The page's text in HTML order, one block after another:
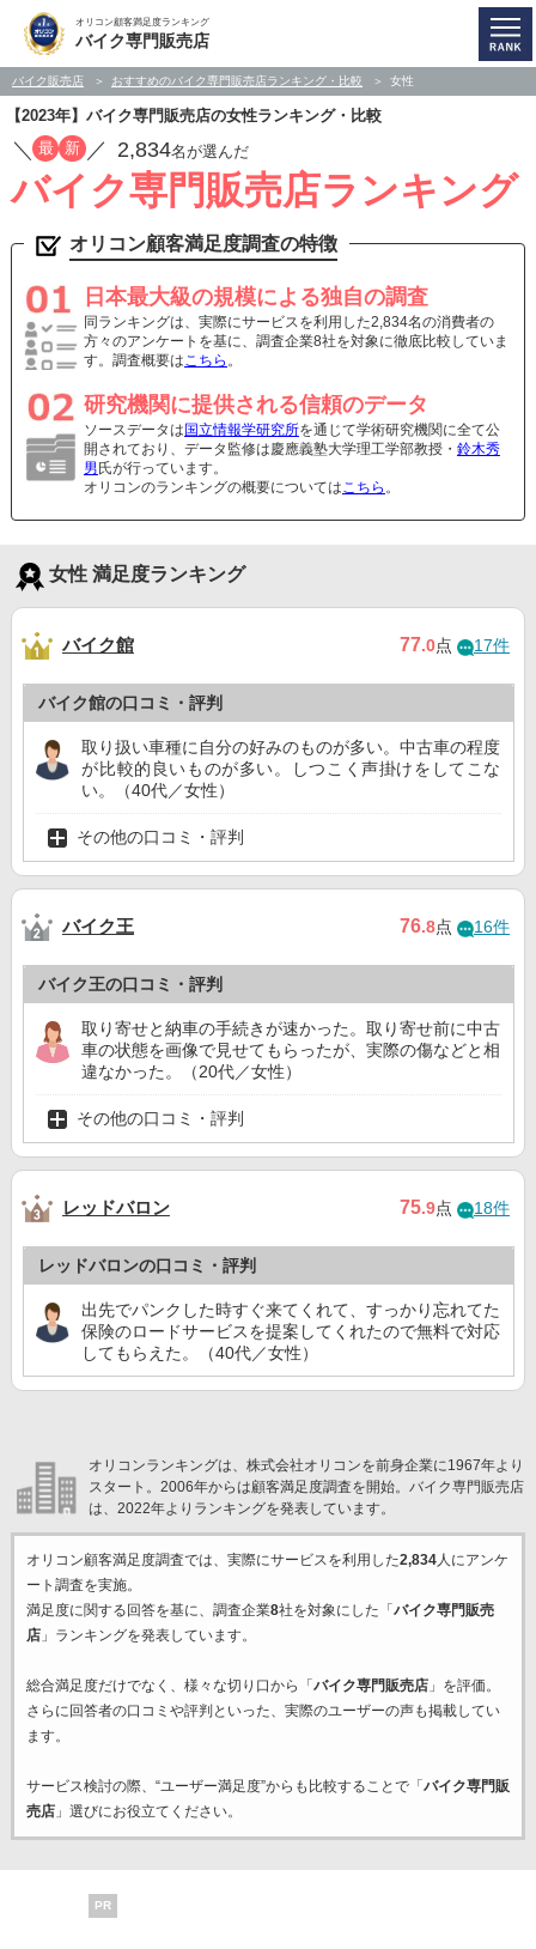
オリコン顧客満足度ランキング
バイク専門販売店
バイク販売店 おすすめのバイク専門販売店ランキング・比較 女性
【2023年】バイク専門販売店の女性ランキング・比較
／ 最 新 ／ 2,834名が選んだ
バイク専門販売店ランキング
オリコン顧客満足度調査の特徴
日本最大級の規模による独自の調査
同ランキングは、実際にサービスを利用した2,834名の消費者の
方々のアンケートを基に、調査企業8社を対象に徹底比較していま
す。調査概要はこちら 。
研究機関に提供される信頼のデータ
ソースデータは 国立情報学研究所を通じて学術研究機関に全て公
開されており、データ監修は慶應義塾大学理工学部教授・ 鈴木秀
男 氏が行っています。
オリコンのランキングの概要についてはこちら 。
女性 満足度ランキング
バイク館 77.0点 17件
バイク館の口コミ・評判
取り扱い車種に自分の好みのものが多い。中古車の程度
が比較的良いものが多い。しつこく声掛けをしてこな
い。（40代／女性）
その他の口コミ・評判
バイク王 76.8点 16件
バイク王の口コミ・評判
取り寄せと納車の手続きが速かった。取り寄せ前に中古
車の状態を画像で見せてもらったが、実際の傷などと相
違なかった。（20代／女性）
その他の口コミ・評判
レッドバロン 75.9点 18件
レッドバロンの口コミ・評判
出先でパンクした時すぐ来てくれて、すっかり忘れてた
保険のロードサービスを提案してくれたので無料で対応
してもらえた。（40代／女性）
オリコンランキングは、株式会社オリコンを前身企業に1967年より
スタート。2006年からは顧客満足度調査を開始。バイク専門販売店
は、2022年よりランキングを発表しています。
オリコン顧客満足度調査では、実際にサービスを利用した2,834人にアンケ
ート調査を実施。
満足度に関する回答を基に、調査企業8社を対象にした「 バイク専門販売
店」ランキングを発表しています。
総合満足度だけでなく、様々な切り口から「 バイク専門販売店」を評価。
さらに回答者の口コミや評判といった、実際のユーザーの声も掲載してい
ます。
サービス検討の際、“ユーザー満足度”からも比較することで「 バイク専門販
売店」選びにお役立てください。
PR